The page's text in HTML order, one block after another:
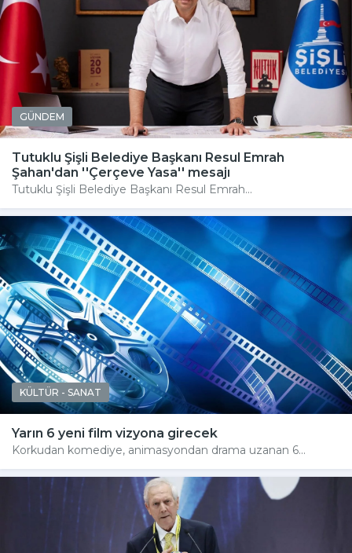
GÜNDEM
Tutuklu Şişli Belediye Başkanı Resul Emrah
Şahan'dan ''Çerçeve Yasa'' mesajı
Tutuklu Şişli Belediye Başkanı Resul Emrah...
KÜLTÜR - SANAT
Yarın 6 yeni film vizyona girecek
Korkudan komediye, animasyondan drama uzanan 6...